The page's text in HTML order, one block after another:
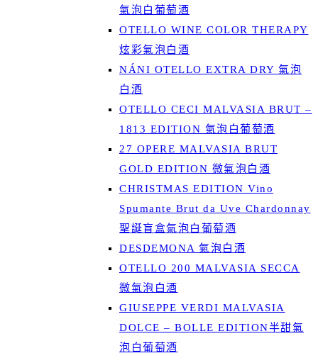
氣泡白葡萄酒
OTELLO WINE COLOR THERAPY
炫彩氣泡白酒
NÁNI OTELLO EXTRA DRY 氣泡
白酒
OTELLO CECI MALVASIA BRUT –
1813 EDITION 氣泡白葡萄酒
27 OPERE MALVASIA BRUT
GOLD EDITION 微氣泡白酒
CHRISTMAS EDITION Vino
Spumante Brut da Uve Chardonnay
聖誕盲盒氣泡白葡萄酒
DESDEMONA 氣泡白酒
OTELLO 200 MALVASIA SECCA
微氣泡白酒
GIUSEPPE VERDI MALVASIA
DOLCE – BOLLE EDITION半甜氣
泡白葡萄酒